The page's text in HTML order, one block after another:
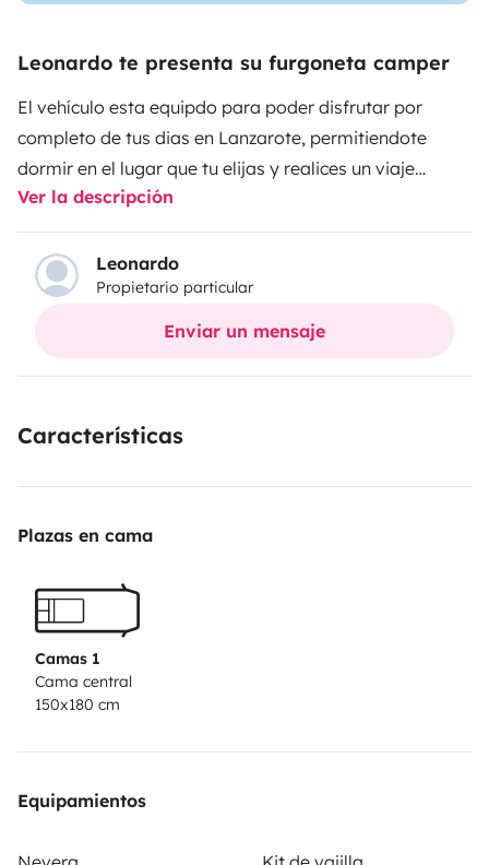
Leonardo te presenta su furgoneta camper
El vehículo esta equipdo para poder disfrutar por
completo de tus dias en Lanzarote, permitiendote
dormir en el lugar que tu elijas y realices un viaje
totalmente libre, disfrutando del maravilloso clima del
lugar. Cuenta con una cama doble y posibilidad de
armar una tercera, cocina portatil para poder cocinar
tanto dentro como fuera ,nevera espaciosa, kit
completo de vajilla y limpieza, cafetera, mesas y sillas
portatil,deposito de aguas limpias de 70 litros
interior y exterior, tomas 12v y USB. y aislantes
Ver la descripción
Leonardo
Propietario particular
Enviar un mensaje
Características
Plazas en cama
Camas 1
Cama central
150x180 cm
Equipamientos